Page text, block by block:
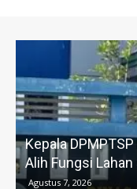
Kepala
Alih Fungsi
Agustus 7, 2026